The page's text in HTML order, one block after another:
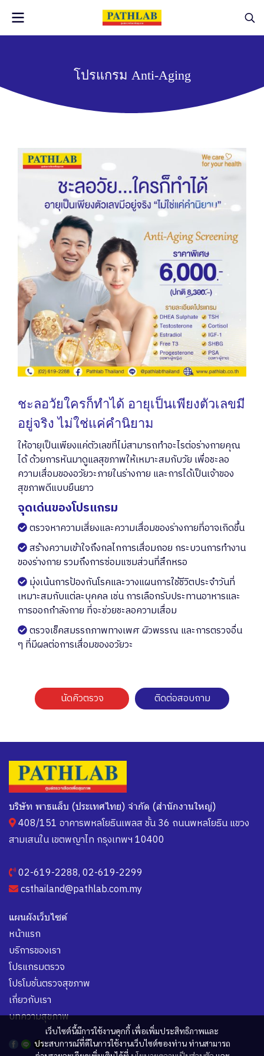
โปรแกรม Anti-Aging
ชะลอวัยใครก็ทำได้ อายุเป็นเพียงตัวเลขมี
อยู่จริง ไม่ใช่แค่คำนิยาม
ให้อายุเป็นเพียงแค่ตัวเลขที่ไม่สามารถทำอะไรต่อร่างกายคุณ
ได้ ด้วยการหันมาดูแลสุขภาพให้เหมาะสมกับวัย เพื่อชะลอ
ความเสื่อมของอวัยวะภายในร่างกาย และการได้เป็นเจ้าของ
สุขภาพดีแบบยืนยาว
จุดเด่นของโปรแกรม
ตรวจหาความเสี่ยงและความเสื่อมของร่างกายที่อาจเกิดขึ้น
สร้างความเข้าใจถึงกลไกการเสื่อมถอย กระบวนการทำงาน
ของร่างกาย รวมถึงการซ่อมแซมส่วนที่สึกหรอ
มุ่งเน้นการป้องกันโรคและวางแผนการใช้ชีวิตประจำวันที่
เหมาะสมกับแต่ละบุคคล เช่น การเลือกรับประทานอาหารและ
การออกกำลังกาย ที่จะช่วยชะลอความเสื่อม
ตรวจเช็คสมรรถภาพทางเพศ ผิวพรรณ และการตรวจอื่น
ๆ ที่มีผลต่อการเสื่อมของอวัยวะ
นัดคิวตรวจ ติดต่อสอบถาม
เว็บไซต์นี้มีการใช้งานคุกกี้ เพื่อเพิ่มประสิทธิภาพและ
ประสบการณ์ที่ดีในการใช้งานเว็บไซต์ของท่าน ท่านสามารถ
บริษัท พาธแล็บ (ประเทศไทย) จำกัด (สำนักงานใหญ่)
408/151 อาคารพหลโยธินเพลส ชั้น 36 ถนนพหลโยธิน แขวง
สามเสนใน เขตพญาไท กรุงเทพฯ 10400
02-619-2288,02-619-2299
csthailand@pathlab.com.my
แผนผังเว็บไซต์
หน้าแรก
บริการของเรา
โปรแกรมตรวจ
โปรโมชั่นตรวจสุขภาพ
เกี่ยวกับเรา
บทความสุขภาพ